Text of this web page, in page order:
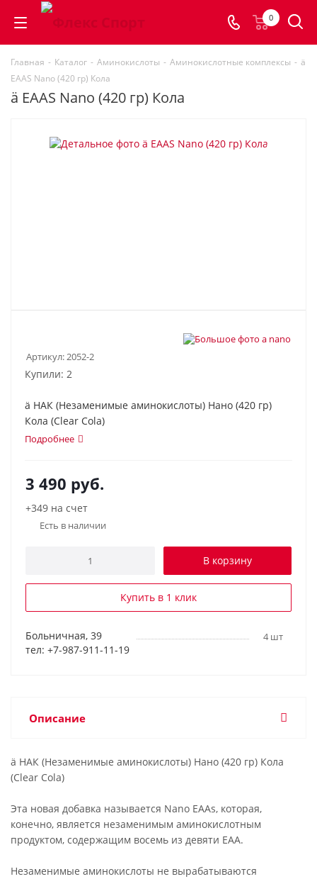
0
Главная - Каталог - Аминокислоты - Аминокислотные комплексы - ä
EAAS Nano (420 гр) Кола
ä EAAS Nano (420 гр) Кола
Артикул:2052-2
Купили: 2
ä НАК (Незаменимые аминокислоты) Нано (420 гр)
Кола (Clear Cola)
Подробнее
3 490 руб.
+349 на счет
Есть в наличии
В корзину
Купить в 1 клик
Больничная, 39
тел: +7-987-911-11-19
4 шт
Описание
ä НАК (Незаменимые аминокислоты) Нано (420 гр) Кола
(Clear Cola)
Эта новая добавка называется Nano EAAs, которая,
конечно, является незаменимым аминокислотным
продуктом, содержащим восемь из девяти EAA.
Незаменимые аминокислоты не вырабатываются